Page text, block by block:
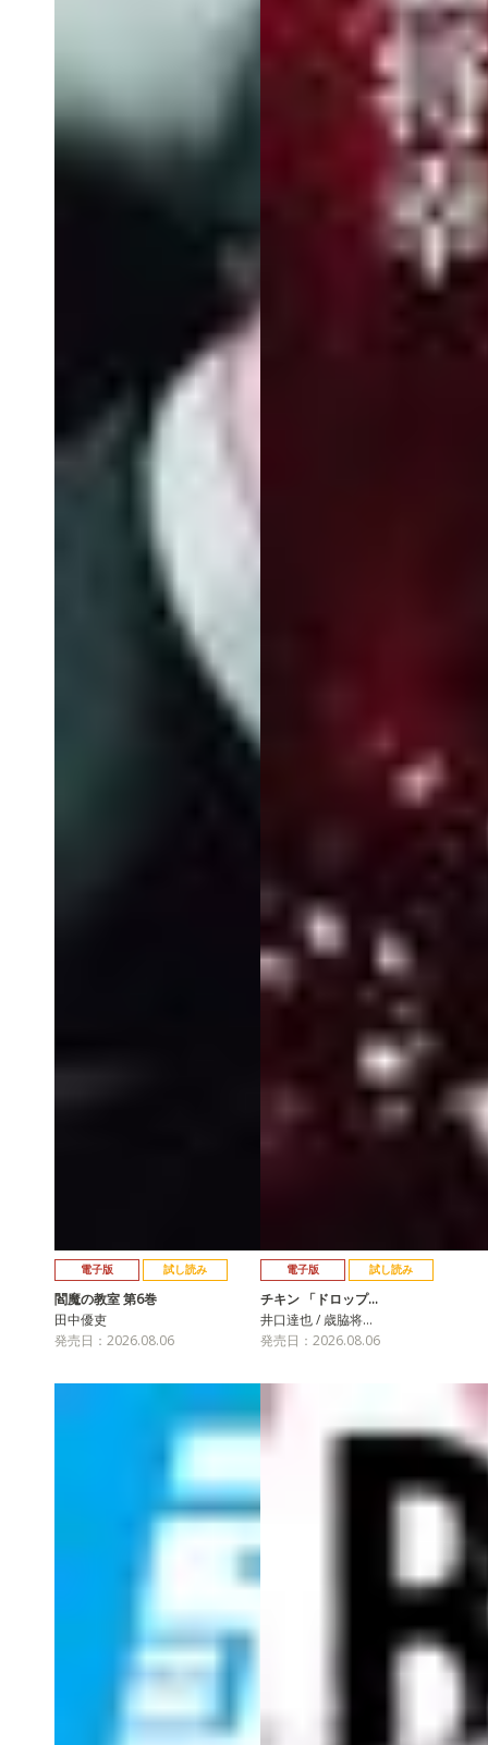
電子版 試し読み
閻魔の教室 第6巻
田中優吏
発売日：2026.08.06
電子版 試し読み
チキン 「ドロップ…
井口達也 / 歳脇将…
発売日：2026.08.06